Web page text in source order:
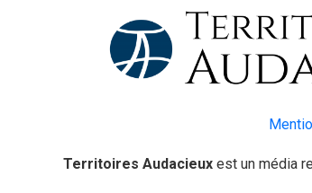
Territoires Audacieuxest un média